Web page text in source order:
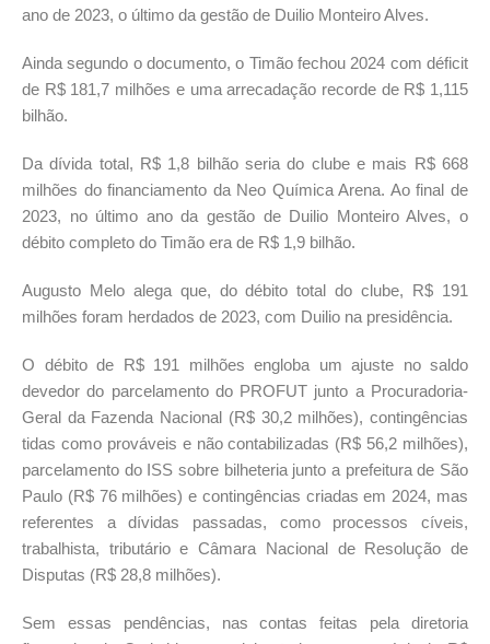
ano de 2023, o último da gestão de Duilio Monteiro Alves.
Ainda segundo o documento, o Timão fechou 2024 com déficit
de R$ 181,7 milhões e uma arrecadação recorde de R$ 1,115
bilhão.
Da dívida total, R$ 1,8 bilhão seria do clube e mais R$ 668
milhões do financiamento da Neo Química Arena. Ao final de
2023, no último ano da gestão de Duilio Monteiro Alves, o
débito completo do Timão era de R$ 1,9 bilhão.
Augusto Melo alega que, do débito total do clube, R$ 191
milhões foram herdados de 2023, com Duilio na presidência.
O débito de R$ 191 milhões engloba um ajuste no saldo
devedor do parcelamento do PROFUT junto a Procuradoria-
Geral da Fazenda Nacional (R$ 30,2 milhões), contingências
tidas como prováveis e não contabilizadas (R$ 56,2 milhões),
parcelamento do ISS sobre bilheteria junto a prefeitura de São
Paulo (R$ 76 milhões) e contingências criadas em 2024, mas
referentes a dívidas passadas, como processos cíveis,
trabalhista, tributário e Câmara Nacional de Resolução de
Disputas (R$ 28,8 milhões).
Sem essas pendências, nas contas feitas pela diretoria